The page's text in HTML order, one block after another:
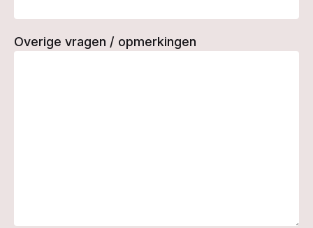
Overige vragen / opmerkingen